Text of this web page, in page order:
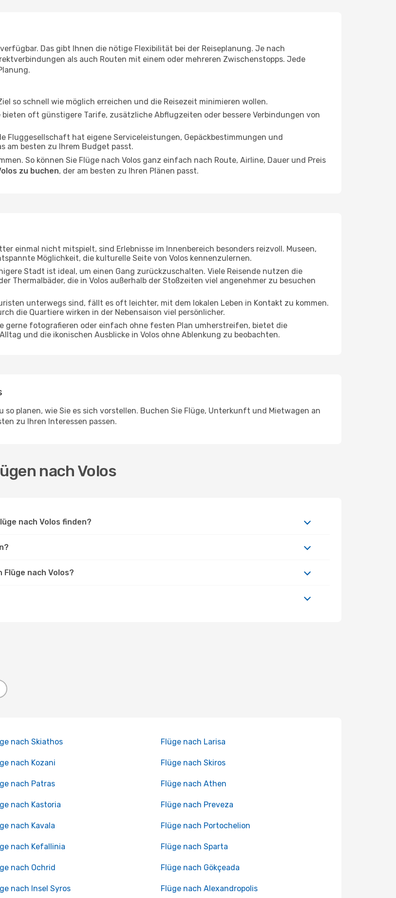
Das gibt Ihnen die nötige Flexibilität bei der Reiseplanung. Je nach
als auch Routen mit einem oder mehreren Zwischenstopps. Jede
so schnell wie möglich erreichen und die Reisezeit minimieren wollen.
bieten oft günstigere Tarife, zusätzliche Abflugzeiten oder bessere Verbindungen von
Fluggesellschaft hat eigene Serviceleistungen, Gepäckbestimmungen und
am besten zu Ihrem Budget passt.
So können Sie Flüge nach Volos ganz einfach nach Route, Airline, Dauer und Preis
zu buchen, der am besten zu Ihren Plänen passt.
einmal nicht mitspielt, sind Erlebnisse im Innenbereich besonders reizvoll. Museen,
Möglichkeit, die kulturelle Seite von Volos kennenzulernen.
Stadt ist ideal, um einen Gang zurückzuschalten. Viele Reisende nutzen die
Thermalbäder, die in Volos außerhalb der Stoßzeiten viel angenehmer zu besuchen
unterwegs sind, fällt es oft leichter, mit dem lokalen Leben in Kontakt zu kommen.
die Quartiere wirken in der Nebensaison viel persönlicher.
gerne fotografieren oder einfach ohne festen Plan umherstreifen, bietet die
und die ikonischen Ausblicke in Volos ohne Ablenkung zu beobachten.
so planen, wie Sie es sich vorstellen. Buchen Sie Flüge, Unterkunft und Mietwagen an
zu Ihren Interessen passen.
nach Volos
nach Volos finden?
nach Volos?
nach Skiathos Flüge nach Larisa
nach Kozani Flüge nach Skiros
nach Patras Flüge nach Athen
nach Kastoria Flüge nach Preveza
nach Kavala Flüge nach Portochelion
nach Kefallinia Flüge nach Sparta
nach Ochrid Flüge nach Gökçeada
nach Insel Syros Flüge nach Alexandropolis